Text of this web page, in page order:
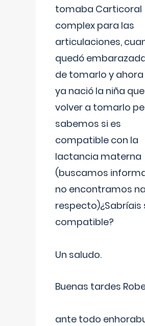
tomaba Carticoral
complex para las
articulaciones,
quedó
de tomarlo y
ya nació la niña
volver a tomarlo
sabemos si es
compatible con la
lactancia materna
(buscamos
no encontramos
respecto)¿Sabríais
compatible?
Un saludo.
Buenas tardes
ante todo